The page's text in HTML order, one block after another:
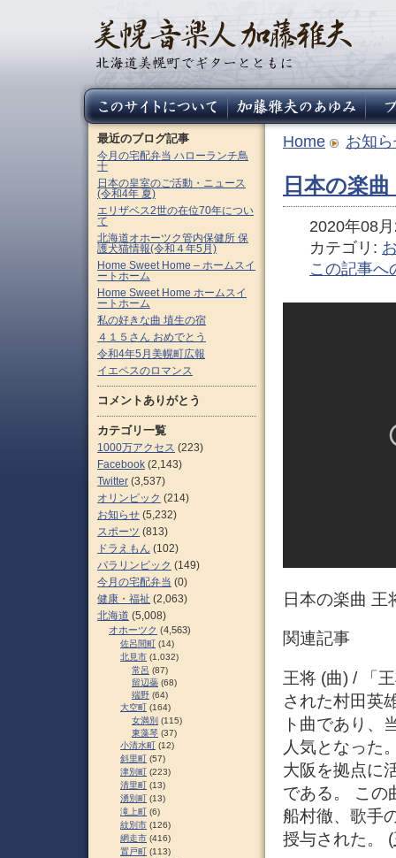
Home お知
日本の楽
2020年08
カテゴリ:
この記事へ
日本の楽曲 王
関連記事
王将 (曲) / 「
された村田英
ト曲であり、
人気となった
大阪を拠点に
である。 この
船村徹、歌手
授与された。 (
最近のブログ記事
今月の宅配弁当 ハローランチ鳥
十
日本の皇室のご活動・ニュース
(令和4年 夏)
エリザベス2世の在位70年につい
て
北海道オホーツク管内保健所 保
護犬猫情報(令和４年5月)
Home Sweet Home – ホームスイ
ートホーム
Home Sweet Home ホームスイ
ートホーム
私の好きな曲 埴生の宿
４１５さん おめでとう
令和4年5月美幌町広報
イエペスのロマンス
コメントありがとう
カテゴリ一覧
1000万アクセス (223)
Facebook (2,143)
Twitter (3,537)
オリンピック (214)
お知らせ (5,232)
スポーツ (813)
ドラえもん (102)
パラリンピック (149)
今月の宅配弁当 (0)
健康・福祉 (2,063)
北海道 (5,008)
オホーツク (4,563)
佐呂間町 (14)
北見市 (1,032)
常呂 (87)
留辺蘂 (68)
端野 (64)
大空町 (164)
女満別 (115)
東藻琴 (37)
小清水町 (12)
斜里町 (57)
津別町 (223)
清里町 (13)
湧別町 (13)
滝上町 (6)
紋別市 (126)
網走市 (416)
置戸町 (113)